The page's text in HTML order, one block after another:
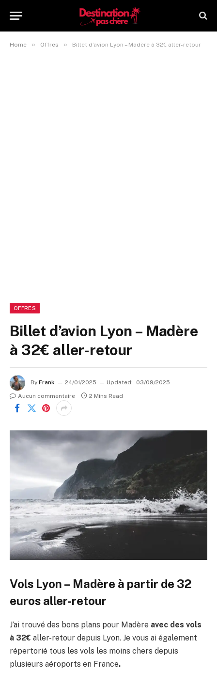
Home » Offres » Billet d’avion Lyon – Madère à 32€ aller-retour
OFFRES
Billet d’avion Lyon – Madère
à 32€ aller-retour
By Frank 24/01/2025 Updated:
03/09/2025
Aucun commentaire
2 Mins Read
Vols Lyon – Madère à partir de 32
euros aller-retour
J’ai trouvé des bons plans pour Madère avec des vols
à 32€ aller-retour depuis Lyon. Je vous ai également
répertorié tous les vols les moins chers depuis
plusieurs aéroports en France.